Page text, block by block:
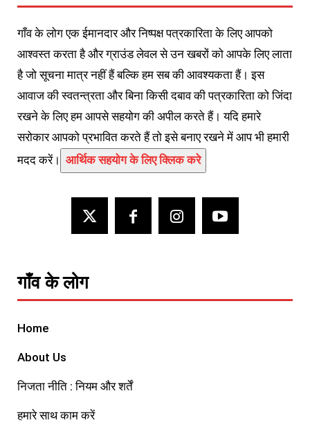
गाँव के लोग एक ईमानदार और निष्पक्ष पत्रकारिता के लिए आपको
आश्वस्त करता है और ग्राउंड लेवल से उन खबरों को आपके लिए लाता
है जो सूचना मात्र नहीं हैं बल्कि हम सब की आवश्यकता हैं। इस
आवाज की स्वतन्त्रता और बिना किसी दबाव की पत्रकारिता को जिंदा
रखने के लिए हम आपसे सहयोग की अपील करते हैं। यदि हमारे
सरोकार आपको प्रभावित करते हैं तो इसे बनाए रखने में आप भी हमारी
मदद करें। आर्थिक सहयोग के लिए क्लिक करे
गाँव के लोग
Home
About Us
निजता नीति : नियम और शर्तें
हमारे साथ काम करें